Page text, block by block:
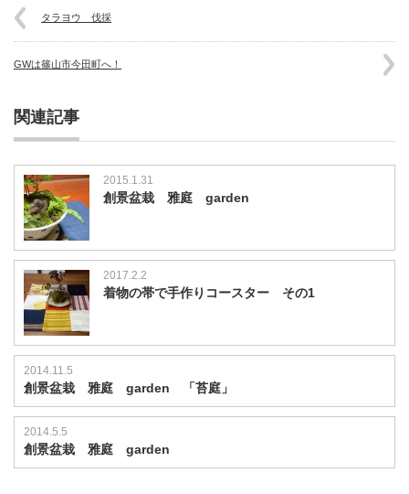
タラヨウ 伐採
GWは篠山市今田町へ！
関連記事
2015.1.31
創景盆栽 雅庭 garden
2017.2.2
着物の帯で手作りコースター その1
2014.11.5
創景盆栽 雅庭 garden 「苔庭」
2014.5.5
創景盆栽 雅庭 garden